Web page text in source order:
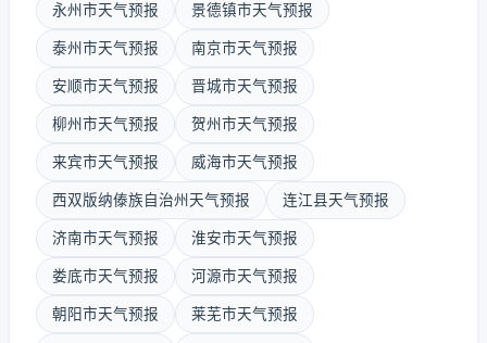
永州市天气预报 景德镇市天气预报
泰州市天气预报 南京市天气预报
安顺市天气预报 晋城市天气预报
柳州市天气预报 贺州市天气预报
来宾市天气预报 威海市天气预报
西双版纳傣族自治州天气预报 连江县天气预报
济南市天气预报 淮安市天气预报
娄底市天气预报 河源市天气预报
朝阳市天气预报 莱芜市天气预报